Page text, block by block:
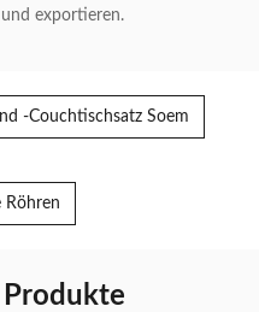
exportieren.
-Couchtischsatz Soem
Röhren